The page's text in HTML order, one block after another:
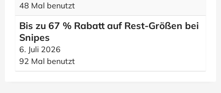
48 Mal benutzt
Bis zu 67 % Rabatt auf Rest-Größen bei
Snipes
6. Juli 2026
92 Mal benutzt